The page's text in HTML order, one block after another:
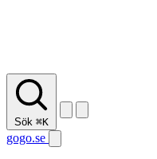
Sök ⌘K
gogo.se